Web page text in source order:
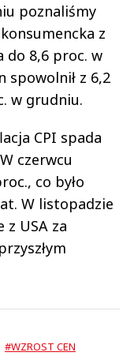
poznaliśmy
z
do 8,6 proc. w
spowolnił z 6,2
w grudniu.
CPI spada
czerwcu
co było
W listopadzie
z USA za
#WZROST CEN